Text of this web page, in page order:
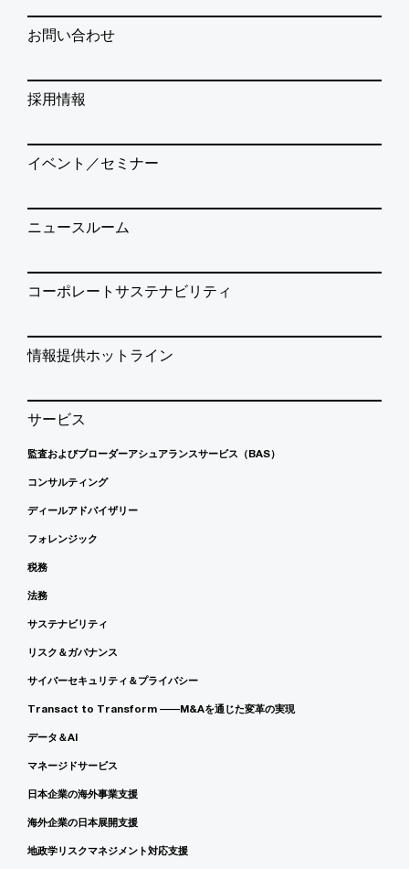
お問い合わせ
採用情報
イベント／セミナー
ニュースルーム
コーポレートサステナビリティ
情報提供ホットライン
サービス
監査およびブローダーアシュアランスサービス（BAS）
コンサルティング
ディールアドバイザリー
フォレンジック
税務
法務
サステナビリティ
リスク＆ガバナンス
サイバーセキュリティ＆プライバシー
Transact to Transform ――M&Aを通じた変革の実現
データ＆AI
マネージドサービス
日本企業の海外事業支援
海外企業の日本展開支援
地政学リスクマネジメント対応支援